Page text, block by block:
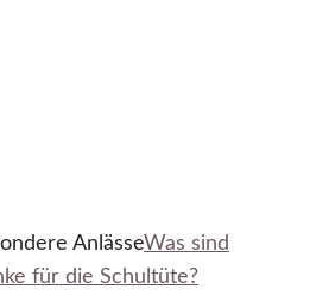
AnlässeWas sind
für die Schultüte?